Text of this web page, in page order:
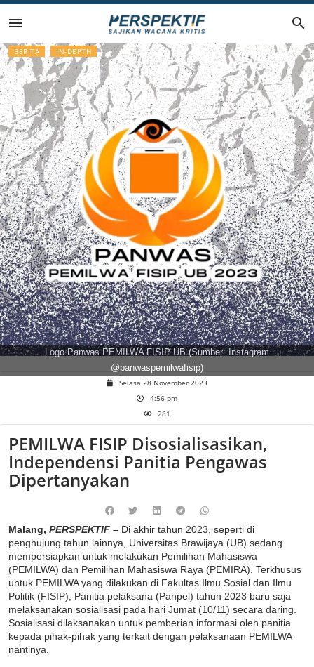
ke
konten
BERITA IN-DEPTH
PEMILWA FISIP Disosialisasikan,
Independensi Panitia Pengawas
Dipertanyakan
Selasa 28 November 2023
4:56 pm
281
Logo Panwas PEMILWA FISIP UB (Sumber: Instagram
@panwaspemilwafisip)
Malang, PERSPEKTIF – Di akhir tahun 2023, seperti di
penghujung tahun lainnya, Universitas Brawijaya (UB) sedang
mempersiapkan untuk melakukan Pemilihan Mahasiswa
(PEMILWA) dan Pemilihan Mahasiswa Raya (PEMIRA). Terkhusus
untuk PEMILWA yang dilakukan di Fakultas Ilmu Sosial dan Ilmu
Politik (FISIP),
Panitia pelaksana (Panpel) tahun 2023 baru saja
melaksanakan sosialisasi pada hari Jumat (10/11) secara daring.
Sosialisasi dilaksanakan untuk pemberian informasi oleh panitia
kepada pihak-pihak yang terkait dengan pelaksanaan PEMILWA
nantinya.